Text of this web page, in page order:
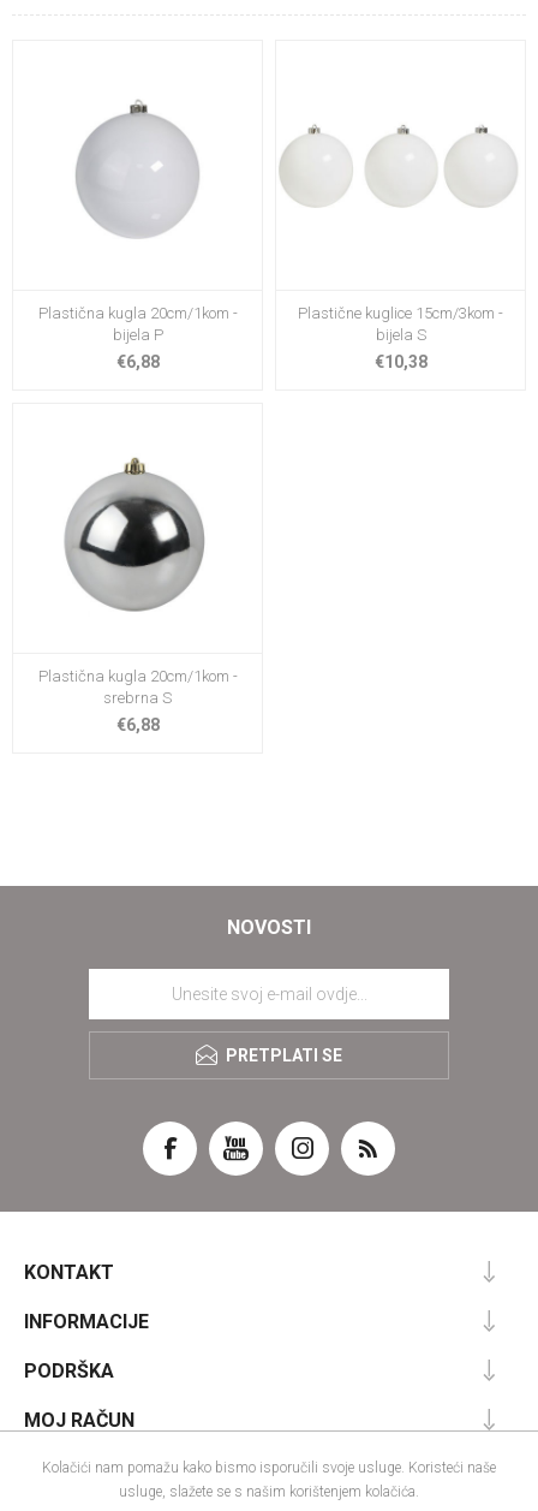
Plastična kugla 20cm/1kom -
bijela P
€6,88
Plastične kuglice 15cm/3kom -
bijela S
€10,38
Plastična kugla 20cm/1kom -
srebrna S
€6,88
NOVOSTI
PRETPLATI SE
KONTAKT
INFORMACIJE
PODRŠKA
MOJ RAČUN
Kolačići nam pomažu kako bismo isporučili svoje usluge. Koristeći naše
usluge, slažete se s našim korištenjem kolačića.